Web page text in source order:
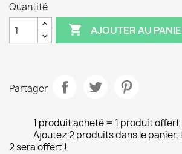
Quantité
 AJOUTER AU
Partager
1 produit acheté = 1 produit offert
Ajoutez 2 produits dans le panier,
2 sera offert !